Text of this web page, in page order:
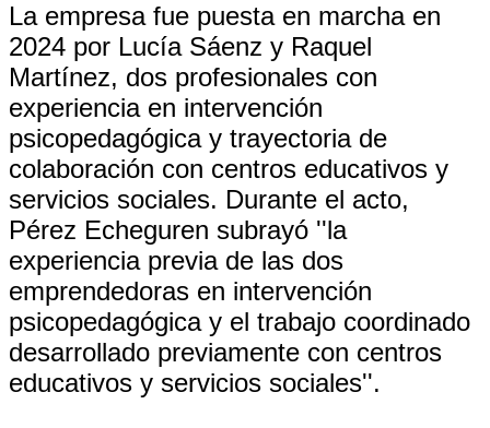
La empresa fue puesta en marcha en
2024 por Lucía Sáenz y Raquel
Martínez, dos profesionales con
experiencia en intervención
psicopedagógica y trayectoria de
colaboración con centros educativos y
servicios sociales. Durante el acto,
Pérez Echeguren subrayó ''la
experiencia previa de las dos
emprendedoras en intervención
psicopedagógica y el trabajo coordinado
desarrollado previamente con centros
educativos y servicios sociales''.